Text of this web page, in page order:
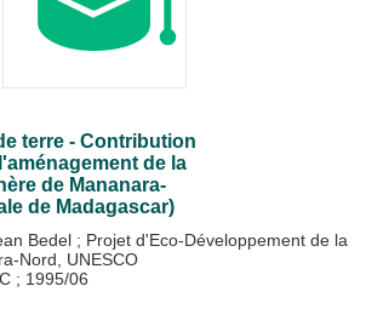
terre - Contribution
de la
de Mananara-
de Madagascar)
Bedel ; Projet d'Eco-Développement de la
Nord, UNESCO
; 1995/06